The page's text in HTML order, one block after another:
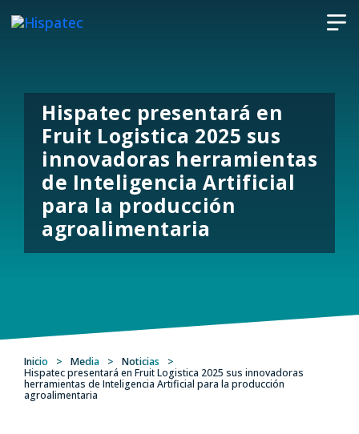
Hispatec presentará en
Fruit Logistica 2025 sus
innovadoras herramientas
de Inteligencia Artificial
para la producción
agroalimentaria
Inicio > Media > Noticias
>
Hispatec presentará en Fruit Logistica 2025 sus innovadoras
herramientas de Inteligencia Artificial para la producción
agroalimentaria